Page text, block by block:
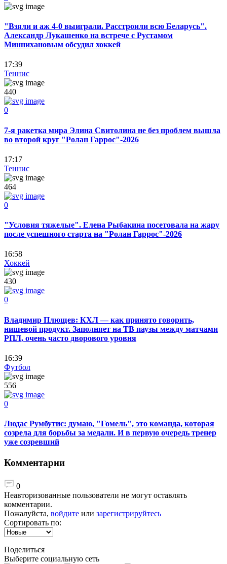
"Взяли и аж 4-0 выиграли. Расстроили всю Беларусь".
Александр Лукашенко на встрече с Рустамом
Миннихановым обсудил хоккей
17:39
Теннис
440
0
7-я ракетка мира Элина Свитолина не без проблем вышла
во второй круг "Ролан Гаррос"-2026
17:17
Теннис
464
0
"Условия тяжелые". Елена Рыбакина посетовала на жару
после успешного старта на "Ролан Гаррос"-2026
16:58
Хоккей
430
0
Владимир Плющев: КХЛ — как принято говорить,
нишевой продукт. Заполняет на ТВ паузы между матчами
РПЛ, очень часто дворового уровня
16:39
Футбол
556
0
Людас Румбутис: думаю, "Гомель", это команда, которая
созрела для борьбы за медали. И в первую очередь тренер
уже созревший
Комментарии
0
Неавторизованные пользователи не могут оставлять
комментарии.
Пожалуйста, войдите или зарегистрируйтесь
Сортировать по:
Поделиться
Выберите социальную сеть